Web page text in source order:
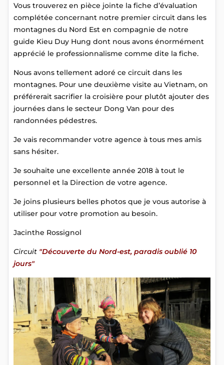
Vous trouverez en pièce jointe la fiche d’évaluation
complétée concernant notre premier circuit dans les
montagnes du Nord Est en compagnie de notre
guide Kieu Duy Hung dont nous avons énormément
apprécié le professionnalisme comme dite la fiche.
Nous avons tellement adoré ce circuit dans les
montagnes. Pour une deuxième visite au Vietnam, on
préférerait sacrifier la croisière pour plutôt ajouter des
journées dans le secteur Dong Van pour des
randonnées pédestres.
Je vais recommander votre agence à tous mes amis
sans hésiter.
Je souhaite une excellente année 2018 à tout le
personnel et la Direction de votre agence.
Je joins plusieurs belles photos que je vous autorise à
utiliser pour votre promotion au besoin.
Jacinthe Rossignol
Circuit "Découverte du Nord-est, paradis oublié 10
jours"